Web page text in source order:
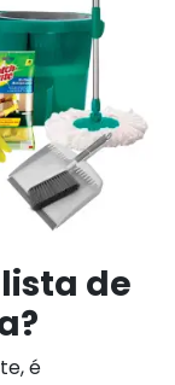
de
é